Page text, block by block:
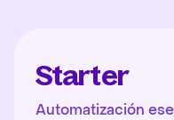
Starter
Automatización